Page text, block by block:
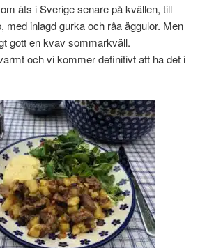
äts i Sverige senare på kvällen, till
med inlagd gurka och råa äggulor. Men
gott en kvav sommarkväll.
och vi kommer definitivt att ha det i